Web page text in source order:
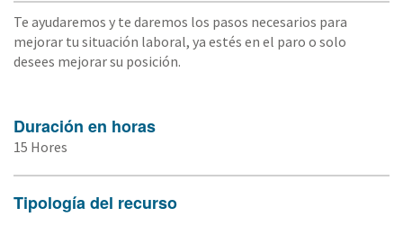
Te ayudaremos y te daremos los pasos necesarios para
mejorar tu situación laboral, ya estés en el paro o solo
desees mejorar su posición.
Duración en horas
15 Hores
Tipología del recurso